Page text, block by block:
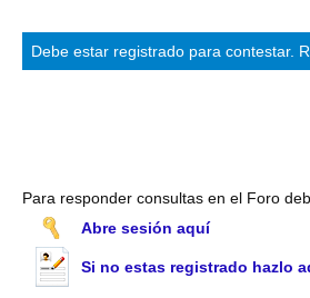
Debe estar registrado para contestar.
Para responder consultas en el Foro
Abre sesión aquí
Si no estas registrado hazlo